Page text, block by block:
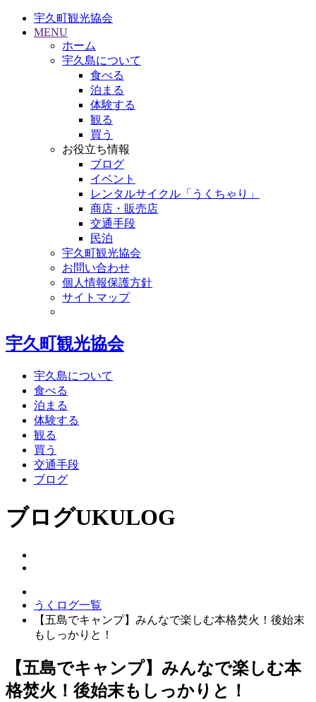
宇久町観光協会
MENU
ホーム
宇久島について
食べる
泊まる
体験する
観る
買う
お役立ち情報
ブログ
イベント
レンタルサイクル「うくちゃり」
商店・販売店
交通手段
民泊
宇久町観光協会
お問い合わせ
個人情報保護方針
サイトマップ
宇久町観光協会
宇久島について
食べる
泊まる
体験する
観る
買う
交通手段
ブログ
ブログUKULOG
うくログ一覧
【五島でキャンプ】みんなで楽しむ本格焚火！後始末
もしっかりと！
【五島でキャンプ】みんなで楽しむ本
格焚火！後始末もしっかりと！